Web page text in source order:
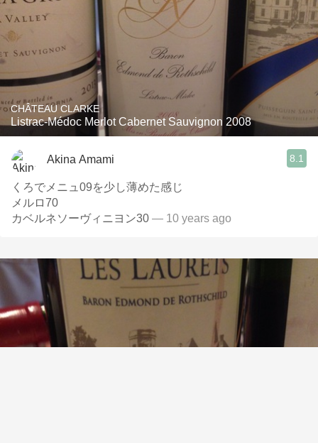
CHÂTEAU CLARKE
Listrac-Médoc Merlot Cabernet Sauvignon 2008
Akina Amami 8.1
くろでメニュ09を少し薄めた感じ
メルロ70
カベルネソーヴィニヨン30 — 10 years ago